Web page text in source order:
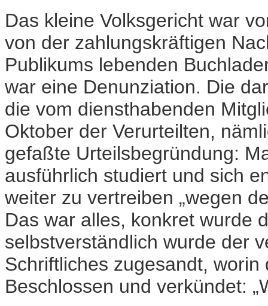
Das kleine Volksgericht war
von der zahlungskräftigen
Publikums lebenden
war eine Denunziation. Die
die vom diensthabenden
Oktober der Verurteilten,
gefaßte Urteilsbegründung:
ausführlich studiert und sich
weiter zu vertreiben „wegen
Das war alles, konkret wurde
selbstverständlich wurde der
Schriftliches zugesandt,
Beschlossen und verkündet: